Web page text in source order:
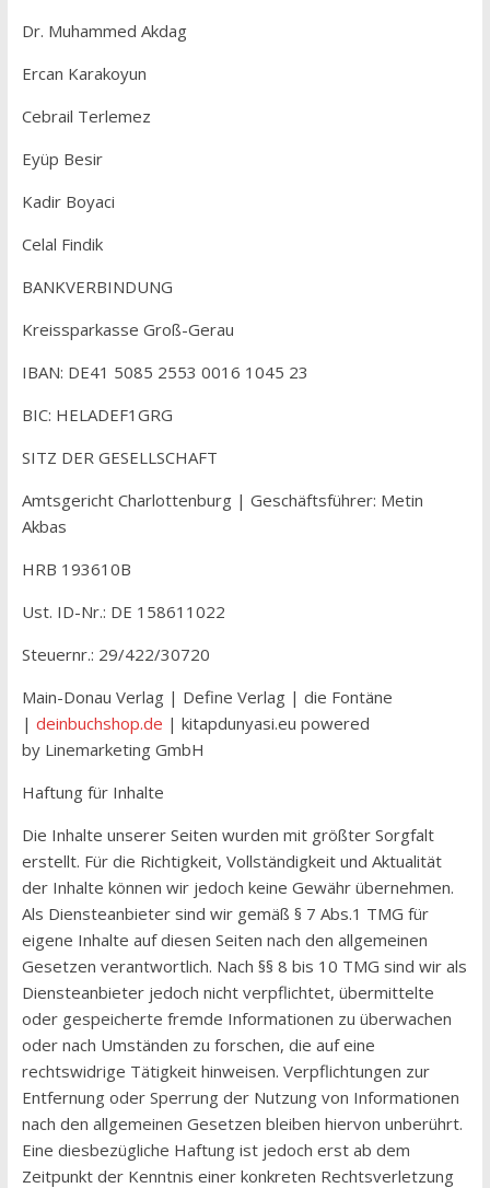
Dr. Muhammed Akdag
Ercan Karakoyun
Cebrail Terlemez
Eyüp Besir
Kadir Boyaci
Celal Findik
BANKVERBINDUNG
Kreissparkasse Groß-Gerau
IBAN: DE41 5085 2553 0016 1045 23
BIC: HELADEF1GRG
SITZ DER GESELLSCHAFT
Amtsgericht Charlottenburg | Geschäftsführer: Metin
Akbas
HRB 193610B
Ust. ID-Nr.: DE 158611022
Steuernr.: 29/422/30720
Main-Donau Verlag | Define Verlag | die Fontäne
| deinbuchshop.de | kitapdunyasi.eu powered
by Linemarketing GmbH
Haftung für Inhalte
Die Inhalte unserer Seiten wurden mit größter Sorgfalt
erstellt. Für die Richtigkeit, Vollständigkeit und Aktualität
der Inhalte können wir jedoch keine Gewähr übernehmen.
Als Diensteanbieter sind wir gemäß § 7 Abs.1 TMG für
eigene Inhalte auf diesen Seiten nach den allgemeinen
Gesetzen verantwortlich. Nach §§ 8 bis 10 TMG sind wir als
Diensteanbieter jedoch nicht verpflichtet, übermittelte
oder gespeicherte fremde Informationen zu überwachen
oder nach Umständen zu forschen, die auf eine
rechtswidrige Tätigkeit hinweisen. Verpflichtungen zur
Entfernung oder Sperrung der Nutzung von Informationen
nach den allgemeinen Gesetzen bleiben hiervon unberührt.
Eine diesbezügliche Haftung ist jedoch erst ab dem
Zeitpunkt der Kenntnis einer konkreten Rechtsverletzung